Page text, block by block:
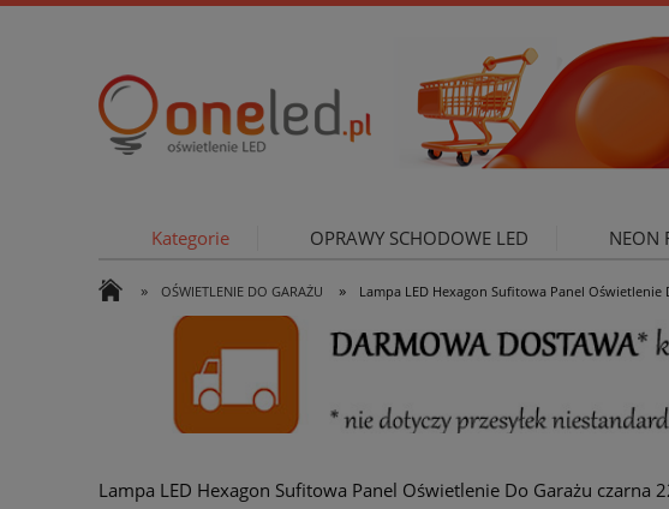
Kategorie OPRAWY SCHODOWE LED NEON
OŚWIETLENIE
» OŚWIETLENIE DO GARAŻU » Lampa LED Hexagon Sufitowa Panel Oświetlenie
Lampa LED Hexagon Sufitowa Panel Oświetlenie Do Garażu czarna